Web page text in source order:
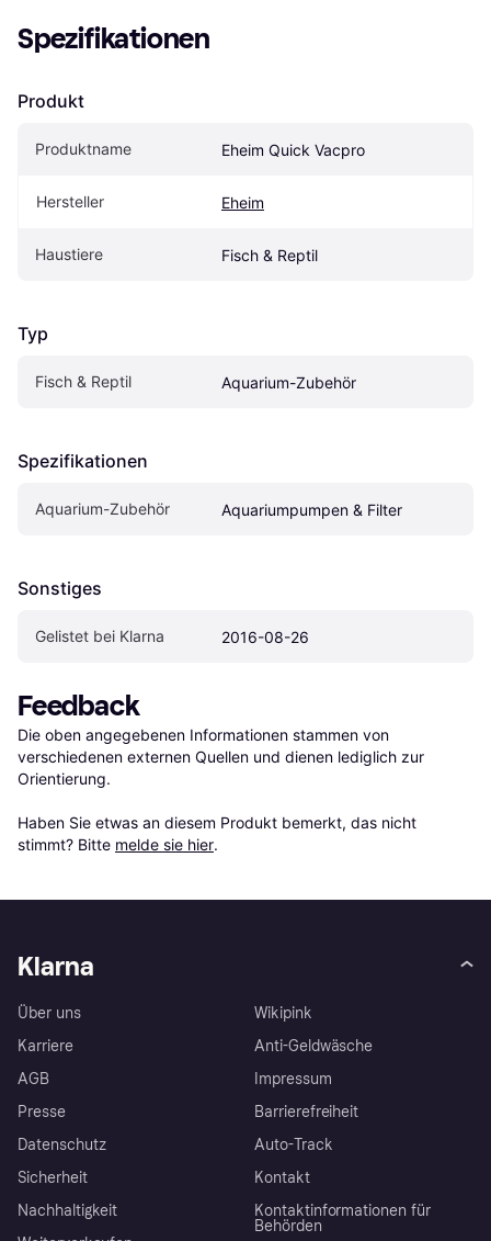
Spezifikationen
Produkt
Produktname Eheim Quick Vacpro
Hersteller Eheim
Haustiere Fisch & Reptil
Typ
Fisch & Reptil Aquarium-Zubehör
Spezifikationen
Aquarium-Zubehör Aquariumpumpen & Filter
Sonstiges
Gelistet bei Klarna 2016-08-26
Feedback
Die oben angegebenen Informationen stammen von
verschiedenen externen Quellen und dienen lediglich zur
Orientierung.
Haben Sie etwas an diesem Produkt bemerkt, das nicht
stimmt? Bitte melde sie hier.
Klarna
Über uns
Karriere
AGB
Presse
Datenschutz
Sicherheit
Nachhaltigkeit
Wikipink
Anti-Geldwäsche
Impressum
Barrierefreiheit
Auto-Track
Kontakt
Kontaktinformationen für
Behörden